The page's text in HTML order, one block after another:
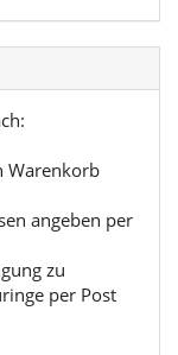
Warenkorb
angeben per
zu
per Post